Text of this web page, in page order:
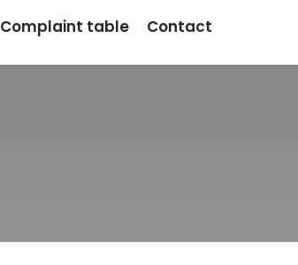
Complaint table Contact